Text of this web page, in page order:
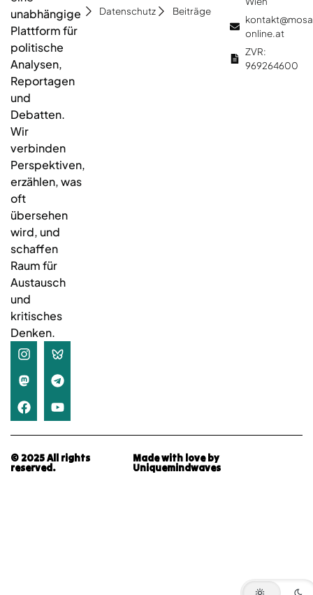
unabhängige
Plattform für
politische
Analysen,
Reportagen
und
Debatten.
Wir
verbinden
Perspektiven,
erzählen, was
oft
übersehen
wird, und
schaffen
Raum für
Austausch
und
kritisches
Denken.
Datenschutz
Beiträge
online.at
ZVR:
969264600
© 2025 All rights
reserved.
Made with love by
Uniquemindwaves